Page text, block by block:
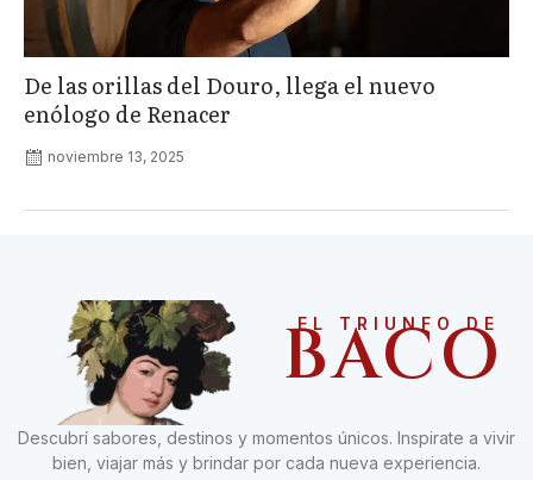
De las orillas del Douro, llega el nuevo
enólogo de Renacer
noviembre 13, 2025
EL TRIUNFO DE
BACO
Descubrí sabores, destinos y momentos únicos. Inspirate a vivir
bien, viajar más y brindar por cada nueva experiencia.